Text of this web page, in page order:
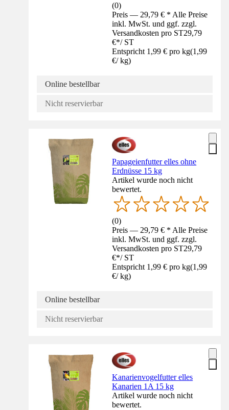
(0)
Preis — 29,79 € * Alle Preise
inkl. MwSt. und ggf. zzgl.
Versandkosten pro ST29,79
€*/ ST
Entspricht 1,99 € pro kg(1,99
€/ kg)
Online bestellbar
Nicht reservierbar
Papageienfutter elles ohne
Erdnüsse 15 kg
Artikel wurde noch nicht
bewertet.
(0)
Preis — 29,79 € * Alle Preise
inkl. MwSt. und ggf. zzgl.
Versandkosten pro ST29,79
€*/ ST
Entspricht 1,99 € pro kg(1,99
€/ kg)
Online bestellbar
Nicht reservierbar
Kanarienvogelfutter elles
Kanarien 1A 15 kg
Artikel wurde noch nicht
bewertet.